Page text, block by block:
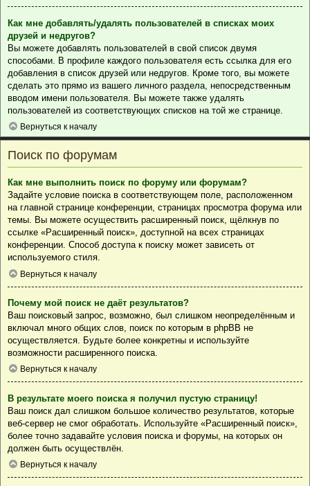
Как мне добавлять/удалять пользователей в списках моих
друзей и недругов?
Вы можете добавлять пользователей в свой список двумя
способами. В профиле каждого пользователя есть ссылка для его
добавления в список друзей или недругов. Кроме того, вы можете
сделать это прямо из вашего личного раздела, непосредственным
вводом имени пользователя. Вы можете также удалять
пользователей из соответствующих списков на той же странице.
Вернуться к началу
Поиск по форумам
Как мне выполнить поиск по форуму или форумам?
Задайте условие поиска в соответствующем поле, расположенном
на главной странице конференции, страницах просмотра форума или
темы. Вы можете осуществить расширенный поиск, щёлкнув по
ссылке «Расширенный поиск», доступной на всех страницах
конференции. Способ доступа к поиску может зависеть от
используемого стиля.
Вернуться к началу
Почему мой поиск не даёт результатов?
Ваш поисковый запрос, возможно, был слишком неопределённым и
включал много общих слов, поиск по которым в phpBB не
осуществляется. Будьте более конкретны и используйте
возможности расширенного поиска.
Вернуться к началу
В результате моего поиска я получил пустую страницу!
Ваш поиск дал слишком большое количество результатов, которые
веб-сервер не смог обработать. Используйте «Расширенный поиск»,
более точно задавайте условия поиска и форумы, на которых он
должен быть осуществлён.
Вернуться к началу